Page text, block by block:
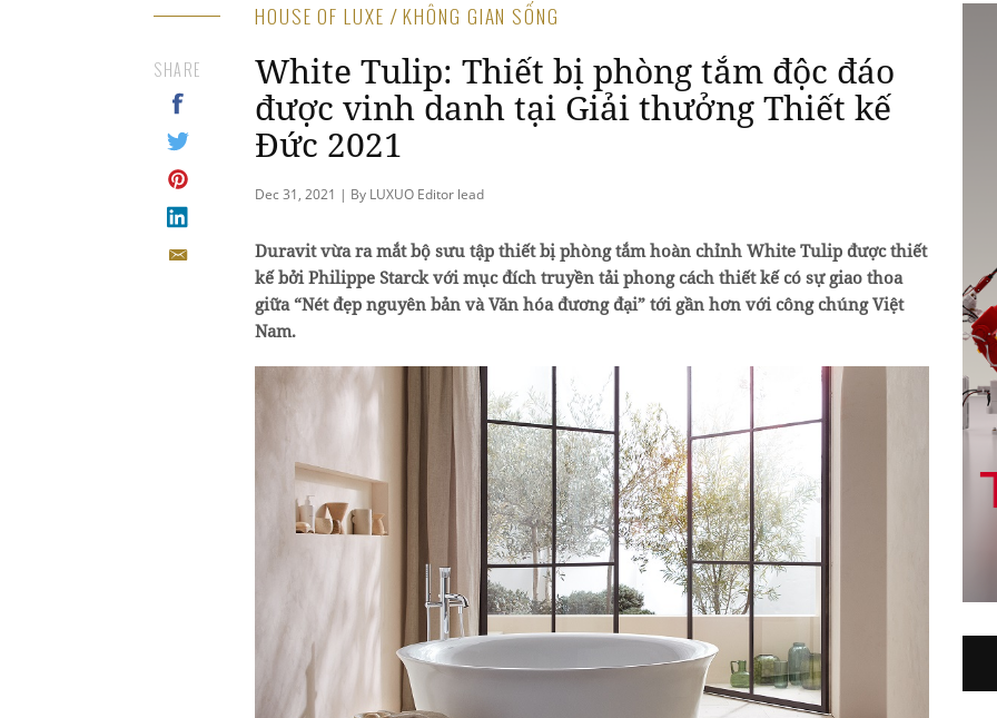
HOUSE OF LUXE / KHÔNG GIAN SỐNG
White Tulip: Thiết bị phòng tắm độc đáo
được vinh danh tại Giải thưởng Thiết kế
Đức 2021
Dec 31, 2021 | By LUXUO Editor lead
SHARE
Duravit vừa ra mắt bộ sưu tập thiết bị phòng tắm hoàn chỉnh White Tulip được thiết
kế bởi Philippe Starck với mục đích truyền tải phong cách thiết kế có sự giao thoa
giữa “Nét đẹp nguyên bản và Văn hóa đương đại” tới gần hơn với công chúng Việt
Nam.